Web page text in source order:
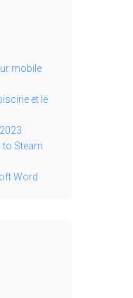
mobile
et le
Steam
Word